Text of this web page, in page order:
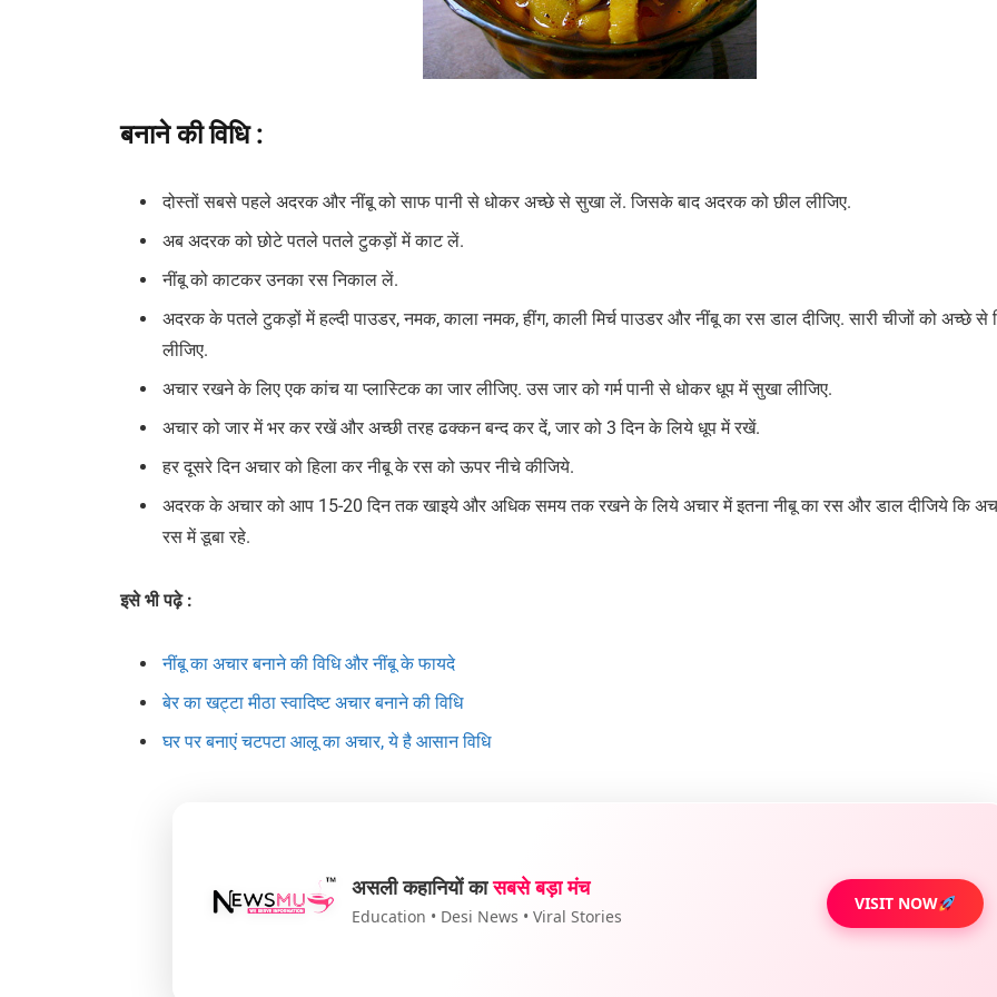
बनाने की विधि :
दोस्तों सबसे पहले अदरक और नींबू को साफ पानी से धोकर अच्छे से सुखा लें. जिसके बाद अदरक को छील लीजिए.
अब अदरक को छोटे पतले पतले टुकड़ों में काट लें.
नींबू को काटकर उनका रस निकाल लें.
अदरक के पतले टुकड़ों में हल्दी पाउडर, नमक, काला नमक, हींग, काली मिर्च पाउडर और नींबू का रस डाल दीजिए. सारी चीजों को अच्छे से
लीजिए.
अचार रखने के लिए एक कांच या प्लास्टिक का जार लीजिए. उस जार को गर्म पानी से धोकर धूप में सुखा लीजिए.
अचार को जार में भर कर रखें और अच्छी तरह ढक्कन बन्द कर दें, जार को 3 दिन के लिये धूप में रखें.
हर दूसरे दिन अचार को हिला कर नीबू के रस को ऊपर नीचे कीजिये.
अदरक के अचार को आप 15-20 दिन तक खाइये और अधिक समय तक रखने के लिये अचार में इतना नीबू का रस और डाल दीजिये कि
रस में डूबा रहे.
इसे भी पढ़े :
नींबू का अचार बनाने की विधि और नींबू के फायदे
बेर का खट्टा मीठा स्वादिष्ट अचार बनाने की विधि
घर पर बनाएं चटपटा आलू का अचार, ये है आसान विधि
असली कहानियों कासबसे बड़ा मंच
Education • Desi News • Viral Stories
VISIT NOW